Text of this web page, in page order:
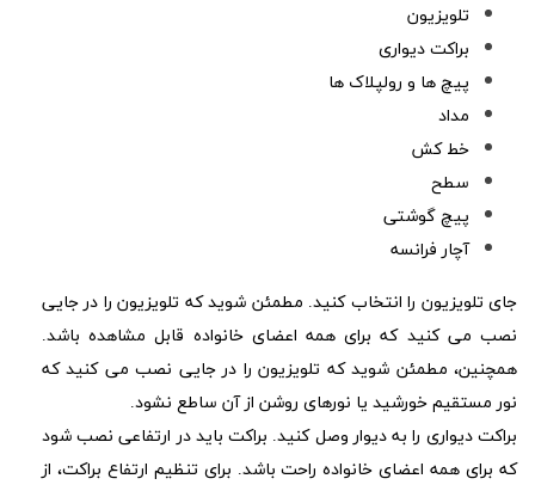
تلویزیون
براکت دیواری
پیچ ها و رولپلاک ها
مداد
خط کش
سطح
پیچ گوشتی
آچار فرانسه
جای تلویزیون را انتخاب کنید. مطمئن شوید که تلویزیون را در جایی
نصب می کنید که برای همه اعضای خانواده قابل مشاهده باشد.
همچنین، مطمئن شوید که تلویزیون را در جایی نصب می کنید که
نور مستقیم خورشید یا نورهای روشن از آن ساطع نشود.
براکت دیواری را به دیوار وصل کنید. براکت باید در ارتفاعی نصب شود
که برای همه اعضای خانواده راحت باشد. برای تنظیم ارتفاع براکت، از